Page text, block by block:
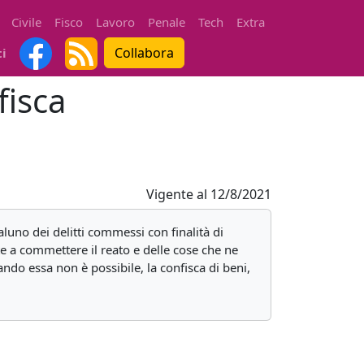
Civile Fisco Lavoro Penale Tech
Extra
Collabora
Vigente al 12/8/2021
dei delitti commessi con finalità di
commettere il reato e delle cose che ne
essa non è possibile, la confisca di beni,